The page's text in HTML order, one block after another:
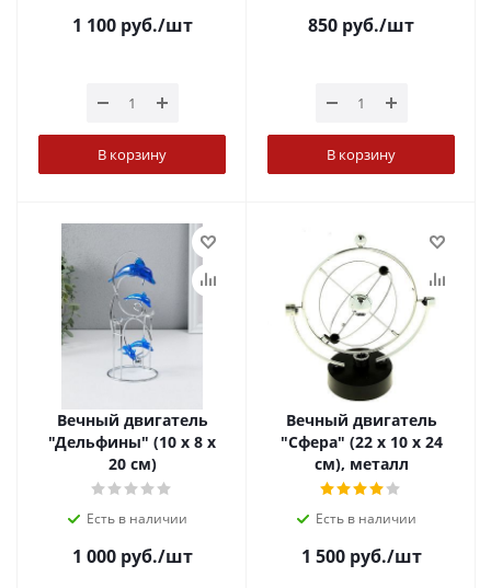
1 100руб./шт
В корзину
850 руб./шт
В корзину
Вечный двигатель
"Дельфины" (10 х 8 х
20 см)
Есть в наличии
1 000руб./шт
Вечный двигатель
"Сфера" (22 х 10 х 24
см), металл
Есть в наличии
1 500руб./шт